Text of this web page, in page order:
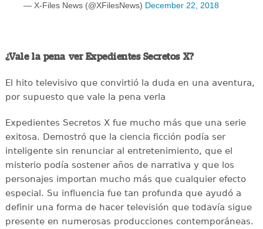
— X-Files News (@XFilesNews) December 22, 2018
¿Vale la pena ver Expedientes Secretos X?
El hito televisivo que convirtió la duda en una aventura,
por supuesto que vale la pena verla
Expedientes Secretos X fue mucho más que una serie
exitosa. Demostró que la ciencia ficción podía ser
inteligente sin renunciar al entretenimiento, que el
misterio podía sostener años de narrativa y que los
personajes importan mucho más que cualquier efecto
especial. Su influencia fue tan profunda que ayudó a
definir una forma de hacer televisión que todavía sigue
presente en numerosas producciones contemporáneas.